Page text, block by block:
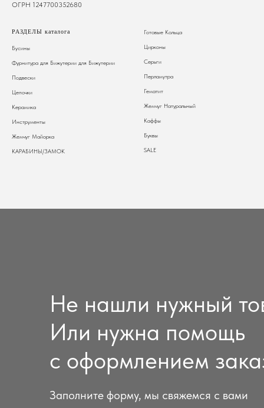
ОГРН 1247700352680
РАЗДЕЛЫ каталога
Бусины
Фурнитура для Бижутерии для Бижутерии
Подвески
Цепочки
Керамика
Инструменты
Жемчуг Майорка
КАРАБИНЫ/ЗАМОК
Готовые Кольца
Цирконы
Серьги
Перламутра
Гематит
Жемчуг Натуральный
Каффы
Буквы
SALE
Не нашли нужный
Или нужна помощь
с оформлением
Заполните форму, мы свяжемся с вами